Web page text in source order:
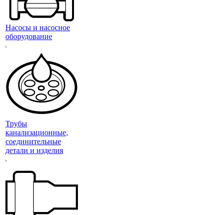
Насосы и насосное
оборудование
Трубы
канализационные,
соединительные
детали и изделия